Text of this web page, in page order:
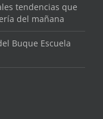
tendencias que
del mañana
Buque Escuela